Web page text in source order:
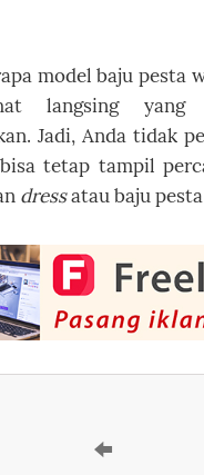
model baju pesta
langsing yang
Jadi, Anda tidak
tetap tampil
dressatau baju